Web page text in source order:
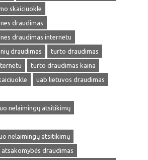
skaiciuokle
draudimas
draudimas internetu
draudimas
turto draudimas
turto draudimas kaina
uab lietuvos draudimas
nelaimingų atsitikimų
nelaimingų atsitikimų
draudimas